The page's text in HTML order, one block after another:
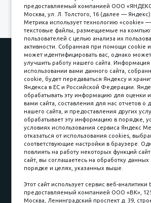
Наши работы
Доставка и сборка
Карьера в компании
Принимаем к оплате
Наличные
пл. Соляная, 6, стр. 16
8 (3822) 60-70-30
предоставляемый компанией ООО
Москва, ул. Л. Толстого, 16 (далее —
Метрика использует технологию «cookie»
текстовые файлы, размещаемые на
пользователей с целью анализа их
активности. Собранная при помощи cookie
может идентифицировать вас, однако
улучшить работу нашего сайта. Информация
использовании вами данного сайта,
cookie, будет передаваться Яндексу и
Яндекса в ЕС и Российской Федерации.
обрабатывать эту информацию для оценки
вами сайта, составления для нас отчетов о
нашего сайта, и предоставления других
обрабатывает эту информацию в порядке,
условиях использования сервиса Яндекс
отказаться от использования cookies,
соответствующие настройки в браузере.
повлиять на работу некоторых функций
сайт, вы соглашаетесь на обработку
порядке и целях, указанных выше.
Этот сайт использует сервис веб-аналитики
предоставляемый компанией ООО «ВК»,
Москва, Ленинградский проспект д. 39,